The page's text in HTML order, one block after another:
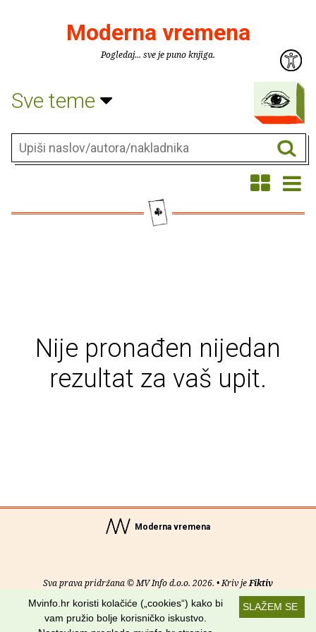
Moderna vremena
Pogledaj... sve je puno knjiga.
Sve teme
Nije pronađen nijedan
rezultat za vaš upit.
Moderna vremena
Sva prava pridržana © MV Info d.o.o. 2026. • Kriv jeFiktiv
Uvjeti korištenja RSS kanaliSLAŽEM SE
Mvinfo.hr koristi kolačiće („cookies“) kako bi
vam pružio bolje korisničko iskustvo.